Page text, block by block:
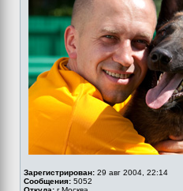
Зарегистрирован: 29 авг 2004, 22:14
Сообщения: 5052